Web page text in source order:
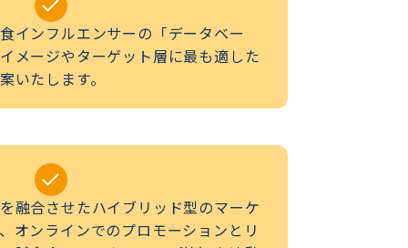
インフルエンサーの「データベー
メージやターゲット層に最も適した
いたします。
融合させたハイブリッド型のマーケ
オンラインでのプロモーションとリ